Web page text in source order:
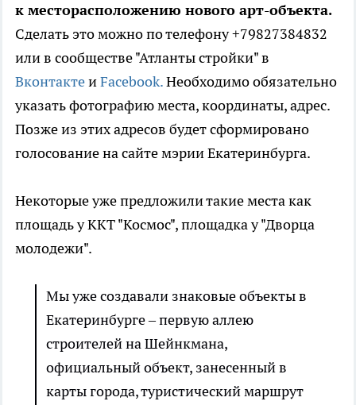
к месторасположению нового арт-объекта.
Сделать это можно по телефону +79827384832
или в сообществе "Атланты стройки" в
ВконтактеиFacebook.Необходимо обязательно
указать фотографию места, координаты, адрес.
Позже из этих адресов будет сформировано
голосование на сайте мэрии Екатеринбурга.
Некоторые уже предложили такие места как
площадь у ККТ "Космос", площадка у "Дворца
молодежи".
Мы уже создавали знаковые объекты в
Екатеринбурге – первую аллею
строителей на Шейнкмана,
официальный объект, занесенный в
карты города, туристический маршрут